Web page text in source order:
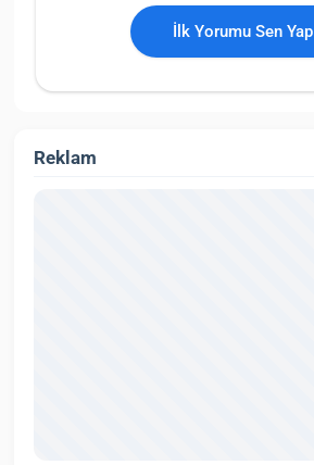
İlk Yorumu Sen Yap
Reklam